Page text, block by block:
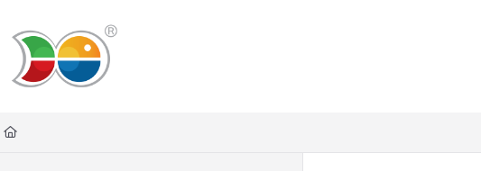
Fetch the complete documentation index at:
Use this file to discover all available pages before exploring further.